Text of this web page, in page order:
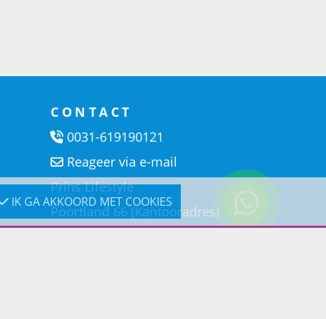
IK GA AKKOORD MET COOKIES
CONTACT
0031-619190121
Reageer via e-mail
Prins Lifestyle
Poortland 66 (Kantooradres)